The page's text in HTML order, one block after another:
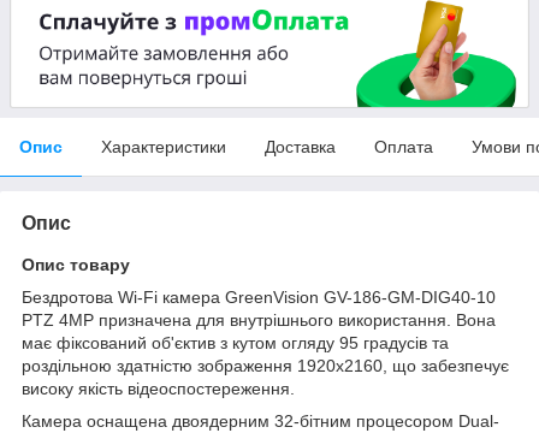
Опис Характеристики Доставка Оплата Умови
Опис
Опис товару
Бездротова Wi-Fi камера GreenVision GV-186-GM-DIG40-10
PTZ 4MP призначена для внутрішнього використання. Вона
має фіксований об'єктив з кутом огляду 95 градусів та
роздільною здатністю зображення 1920x2160, що забезпечує
високу якість відеоспостереження.
Камера оснащена двоядерним 32-бітним процесором Dual-